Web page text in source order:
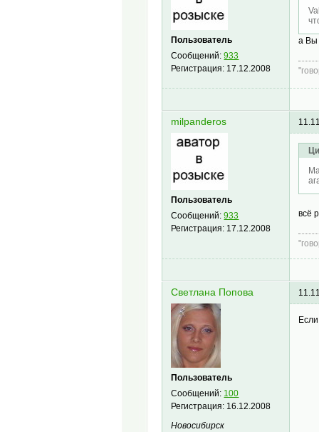
Пользователь
Сообщений:933
Регистрация: 17.12.2008
а Вы
milpanderos
Пользователь
Сообщений:933
Регистрация: 17.12.2008
всё
Светлана Попова
Пользователь
Сообщений: 100
Регистрация: 16.12.2008
Новосибирск